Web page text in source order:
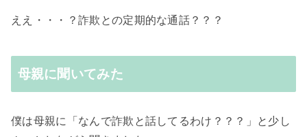
ええ・・・？詐欺との定期的な通話？？？
母親に聞いてみた
僕は母親に「なんで詐欺と話してるわけ？？？」と少し